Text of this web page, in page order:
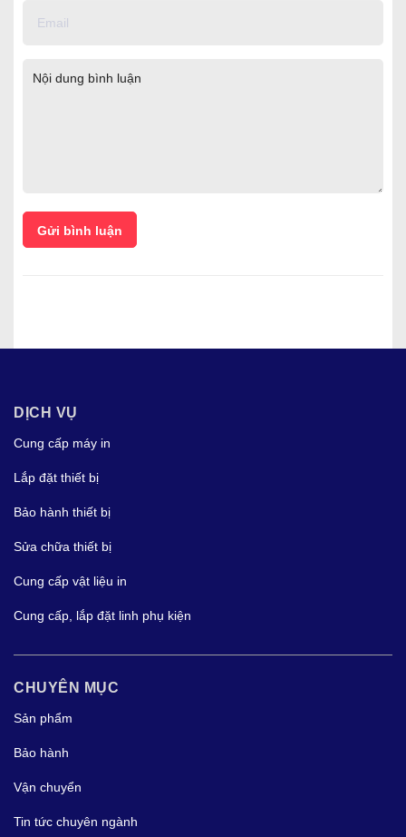
Gửi bình luận
DỊCH VỤ
Cung cấp máy in
Lắp đặt thiết bị
Bảo hành thiết bị
Sửa chữa thiết bị
Cung cấp vật liệu in
Cung cấp, lắp đặt linh phụ kiện
CHUYÊN MỤC
Sản phẩm
Bảo hành
Vận chuyển
Tin tức chuyên ngành